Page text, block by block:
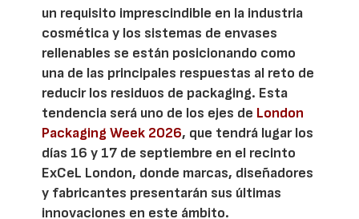
un requisito imprescindible en la industria
cosmética y los sistemas de envases
rellenables se están posicionando como
una de las principales respuestas al reto de
reducir los residuos de packaging. Esta
tendencia será uno de los ejes de London
Packaging Week 2026, que tendrá lugar los
días 16 y 17 de septiembre en el recinto
ExCeL London, donde marcas, diseñadores
y fabricantes presentarán sus últimas
innovaciones en este ámbito.